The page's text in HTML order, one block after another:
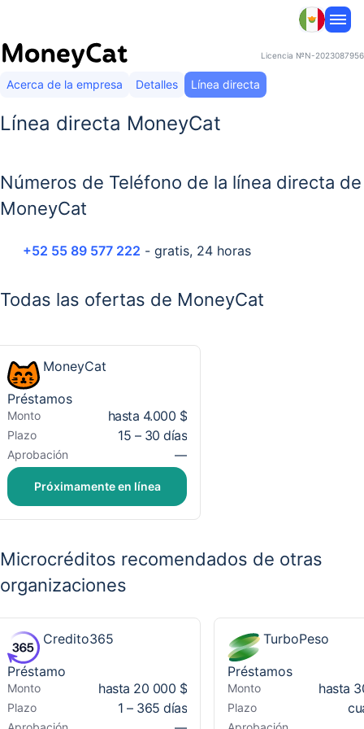
Licencia №N-2023087956
Acerca de la empresa Detalles Línea directa
Línea directa MoneyCat
Números de Teléfono de la línea directa de
MoneyCat
+52 55 89 577 222 - gratis, 24 horas
Todas las ofertas de MoneyCat
MoneyCat
Préstamos
Monto hasta 4.000 $
Plazo 15 – 30 días
Aprobación —
Próximamente en línea
Microcréditos recomendados de otras
organizaciones
Credito365
Préstamo
Monto hasta 20 000 $
Plazo 1 – 365 días
TurboPeso
Préstamos
Monto hasta
Plazo